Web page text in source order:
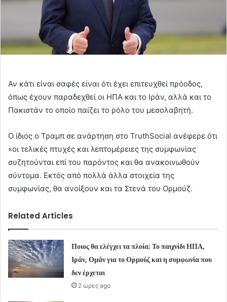
Αν κάτι είναι σαφές είναι ότι έχει επιτευχθεί πρόοδος,
όπως έχουν παραδεχθεί οι ΗΠΑ και το Ιράν, αλλά και το
Πακιστάν το οποίο παίζει το ρόλο του μεσολαβητή.
O ίδιος ο Τραμπ σε ανάρτηση στο TruthSocial ανέφερε ότι
«οι τελικές πτυχές και λεπτομέρειες της συμφωνίας
συζητούνται επί του παρόντος και θα ανακοινωθούν
σύντομα. Εκτός από πολλά άλλα στοιχεία της
συμφωνίας, θα ανοίξουν και τα Στενά του Ορμούζ.
Related Articles
Ποιος θα ελέγχει τα πλοία; Το παιχνίδι ΗΠΑ,
Ιράν, Ομάν για το Ορμούζ και η συμφωνία που
δεν έρχεται
2 ώρες ago